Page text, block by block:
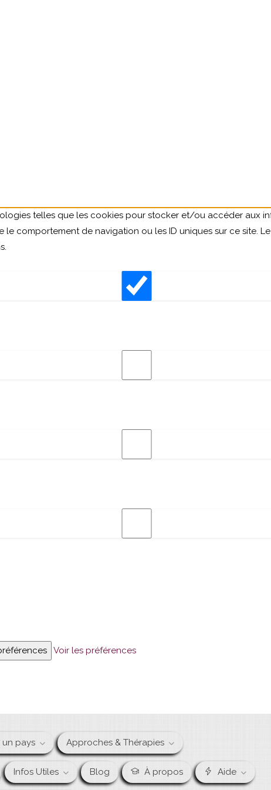
telles que les cookies pour stocker et/ou accéder aux
comportement de navigation ou les ID uniques sur ce site.
Voir les préférences
un pays Approches & Thérapies
Infos Utiles Blog À propos Aide